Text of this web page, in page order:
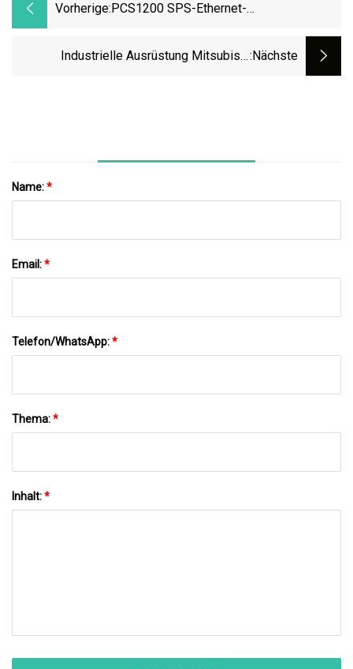
Vorherige: PCS1200 SPS-Ethernet-
Speicherprogrammierbare Steuerung,
Industrielle Ausrüstung Mitsubishi:nächste
Name:*
Email:*
Telefon/WhatsApp:*
Thema:*
Inhalt:*